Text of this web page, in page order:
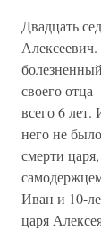
Двадцать
своего
всего 6
него не
смерти
Иван и 10-
царя